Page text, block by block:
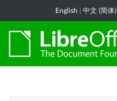
English 中文 (简体)